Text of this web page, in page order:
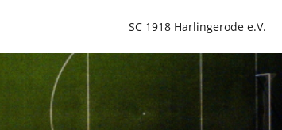
SC 1918 Harlingerode e.V.